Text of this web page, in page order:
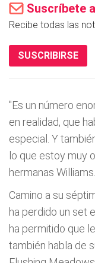
Suscríbete
Recibe todas las
SUSCRIBIRSE
"Es un número
en realidad, que
especial. Y
lo que estoy muy
hermanas Williams.
Camino a su
ha perdido un set
ha permitido que
también habla de